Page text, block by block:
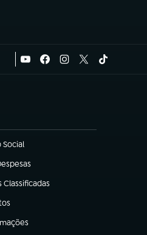
Social
aba)
aba)
aba)
aba)
aba)